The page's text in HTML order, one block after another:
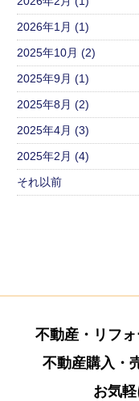
2026年1月 (1)
2025年10月 (2)
2025年9月 (1)
2025年8月 (2)
2025年4月 (3)
2025年2月 (4)
それ以前
不動産・リフ
不動産購入・
お気